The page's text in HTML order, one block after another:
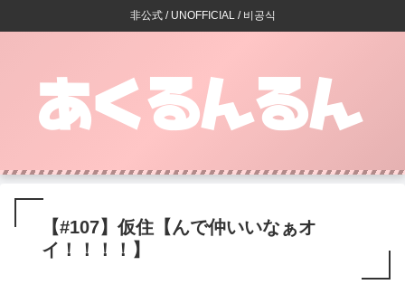
非公式 / UNOFFICIAL / 비공식
【#107】仮住【んで仲いいなぁオ
イ！！！！】